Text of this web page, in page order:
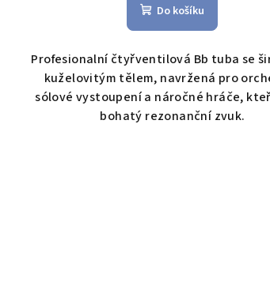
Do košíku
Profesionalní čtyřventilová Bb tuba se
kuželovitým tělem, navržená pro
sólové vystoupení a náročné hráče,
bohatý rezonanční zvuk.